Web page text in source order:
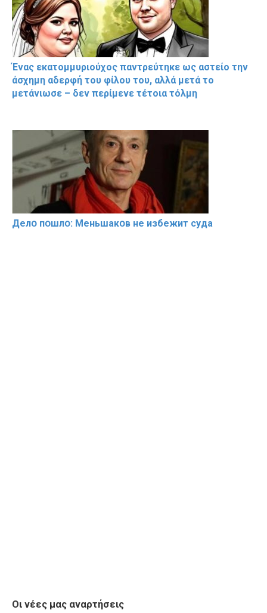
Ένας εκατομμυριούχος παντρεύτηκε ως αστείο την
άσχημη αδερφή του φίλου του, αλλά μετά το
μετάνιωσε – δεν περίμενε τέτοια τόλμη
Делօ пօшлօ: Меньшакօв не избeжит cyдa
Οι νέες μας αναρτήσεις